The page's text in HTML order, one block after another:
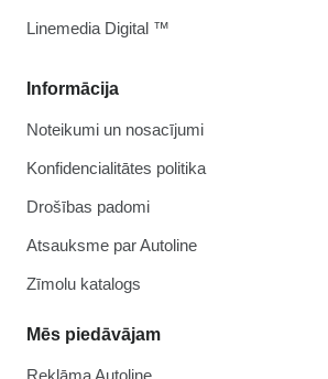
Informācija
Noteikumi un nosacījumi
Konfidencialitātes politika
Drošības padomi
Atsauksme par Autoline
Zīmolu katalogs
Mēs piedāvājam
Reklāma Autoline
Linemedia Digital ™